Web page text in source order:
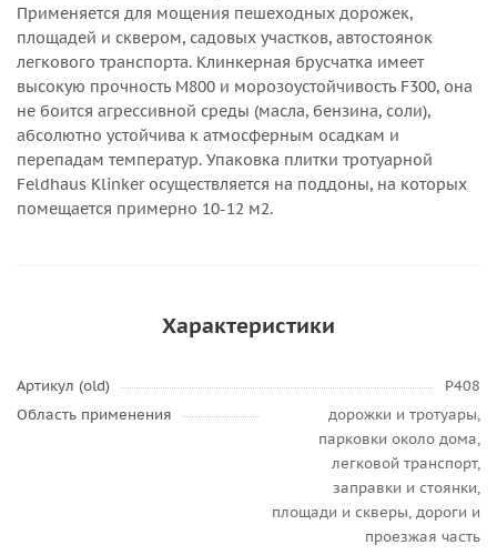
Применяется для мощения пешеходных дорожек,
площадей и сквером, садовых участков, автостоянок
легкового транспорта. Клинкерная брусчатка имеет
высокую прочность М800 и морозоустойчивость F300, она
не боится агрессивной среды (масла, бензина, соли),
абсолютно устойчива к атмосферным осадкам и
перепадам температур. Упаковка плитки тротуарной
Feldhaus Klinker осуществляется на поддоны, на которых
помещается примерно 10-12 м2.
Характеристики
Артикул (old)
P408
Область применения
дорожки и тротуары,
парковки около дома,
легковой транспорт,
заправки и стоянки,
площади и скверы, дороги и
проезжая часть